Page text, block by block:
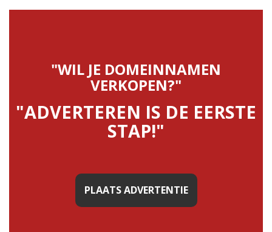
"WIL JE DOMEINNAMEN
VERKOPEN?"
"ADVERTEREN IS DE EERSTE
STAP!"
PLAATS ADVERTENTIE